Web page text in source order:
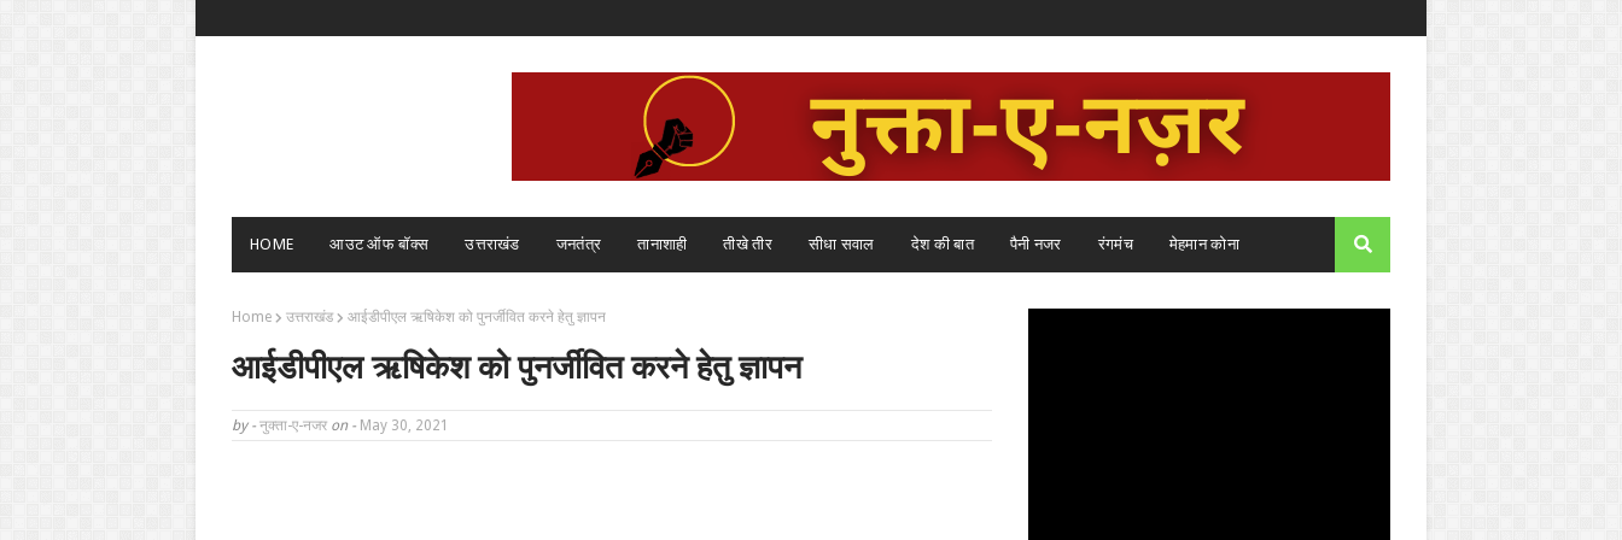
HOME आउट ऑफ बॉक्स उत्तराखंड जनतंत्र तानाशाही तीखे तीर सीधा सवाल देश की बात पैनी नजर रंगमंच मेहमान कोना
Home उत्तराखंड आईडीपीएल ऋषिकेश को पुनर्जीवित करने हेतु ज्ञापन
आईडीपीएल ऋषिकेश को पुनर्जीवित करने हेतु ज्ञापन
by - नुक्ता-ए-नजर on - May 30, 2021